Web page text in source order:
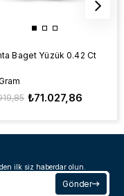
Baget Yüzük 0.42 Ct
₺71.027,86
ilk siz haberdar olun.
Gönder